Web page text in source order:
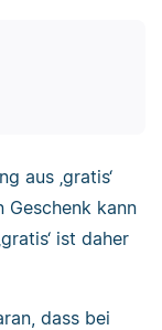
aus ‚gratis‘
Geschenk kann
ist daher
dass bei